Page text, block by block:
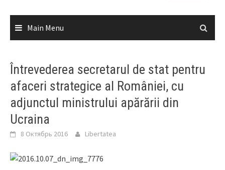
Main Menu
Întrevederea secretarul de stat pentru
afaceri strategice al României, cu
adjunctul ministrului apărării din
Ucraina
8 Октябрь 2016 Libertatea